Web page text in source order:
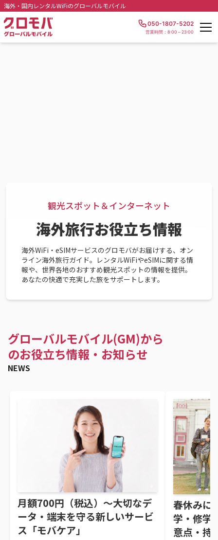
海外・国内レンタルWiFiのグローバルモバイル
050-1807-5202
営業時間：8:00～23:00
観光スポット＆インターネット
海外旅行お役立ち情報
海外WiFi・eSIMサービスのグロモバがお届けする、オン
ライン海外旅行ガイド。レンタルWiFiやeSIMに関する情
報や、世界各地のおすすめ観光スポットの情報を提供。
あなたの快適で充実した旅をサポートします。
グローバルモバイル(GM)から
のお役立ち情報・お知らせ
NEWS
月額700円（税込）～大切なデ
ータ・端末を守る新しいサービ
ス「モバケア」
春休みに
学・修学
意点・持